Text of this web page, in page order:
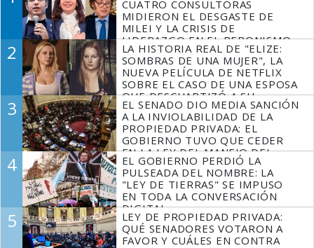
CUATRO CONSULTORAS
MIDIERON EL DESGASTE DE
MILEI Y LA CRISIS DE
LIDERAZGO EN EL PERONISMO
2
LA HISTORIA REAL DE "ELIZE:
SOMBRAS DE UNA MUJER", LA
NUEVA PELÍCULA DE NETFLIX
SOBRE EL CASO DE UNA ESPOSA
QUE DESCUARTIZÓ A SU
MARIDO
3
EL SENADO DIO MEDIA SANCIÓN
A LA INVIOLABILIDAD DE LA
PROPIEDAD PRIVADA: EL
GOBIERNO TUVO QUE CEDER
EN LA LEY DEL MANEJO DEL
FUEGO
4
EL GOBIERNO PERDIÓ LA
PULSEADA DEL NOMBRE: LA
"LEY DE TIERRAS" SE IMPUSO
EN TODA LA CONVERSACIÓN
DIGITAL
5
LEY DE PROPIEDAD PRIVADA:
QUÉ SENADORES VOTARON A
FAVOR Y CUÁLES EN CONTRA